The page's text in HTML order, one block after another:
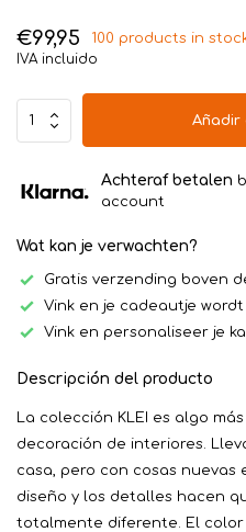
€99,95
100 products in
IVA incluido
Añadir
Achteraf betalen
account
Wat kan je verwachten?
Gratis verzending boven
Vink en je cadeautje
Vink en personaliseer je
Descripción del producto
La colección KLEI es algo
decoración de interiores.
casa, pero con cosas nuevas
diseño y los detalles hacen
totalmente diferente. El